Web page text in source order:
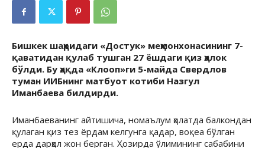
Бишкек шаҳридаги «Достук» меҳмонхонасининг 7-
қаватидан қулаб тушган 27 ёшдаги қиз ҳалок
бўлди. Бу ҳақда «Клооп»ги 5-майда Свердлов
туман ИИБнинг матбуот котиби Назгул
Иманбаева билдирди.
Иманбаеванинг айтишича, номаълум ҳолатда балкондан
қулаган қиз тез ёрдам келгунга қадар, воқеа бўлган
ерда дарҳол жон берган. Ҳозирда ўлимининг сабабини